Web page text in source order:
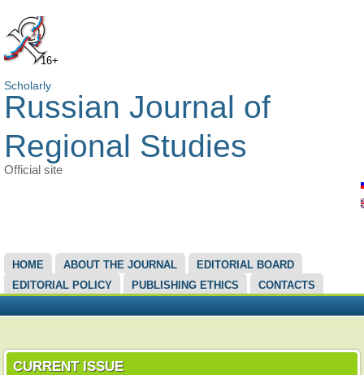
16+
Scholarly
Russian Journal of
Regional Studies
Official site
MAIN MENU
HOME ABOUT THE JOURNAL
EDITORIAL BOARD
EDITORIAL POLICY
PUBLISHING ETHICS CONTACTS
CURRENT ISSUE